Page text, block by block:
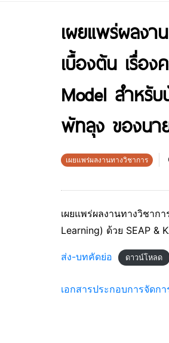
เผยแพร่ผลงา
เบื้องต้น เรื่อง
Model สำหรั
พัทลุง ของน
เผยแพร่ผลงานทางวิชาการ
เผยแพร่ผลงานทางวิชาก
Learning) ด้วย SEAP
ส่ง-บทคัดย่อ ดาวน์โหลด
เอกสารประกอบการจัดก